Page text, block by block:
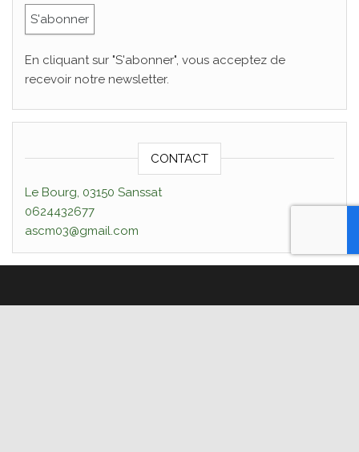
En cliquant sur "S'abonner", vous acceptez de
recevoir notre newsletter.
CONTACT
Le Bourg, 03150 Sanssat
0624432677
ascm03@gmail.com